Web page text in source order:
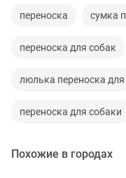
переноска сумка
переноска для собак
люлька переноска для
переноска для собаки
Похожие в городах